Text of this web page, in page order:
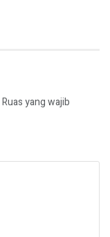
Ruas yang wajib